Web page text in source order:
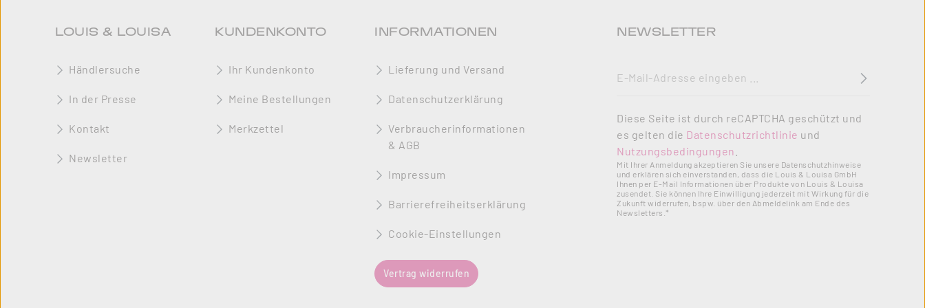
LOUIS & LOUISA
Händlersuche
In der Presse
Kontakt
Newsletter
KUNDENKONTO
Ihr Kundenkonto
Meine Bestellungen
Merkzettel
INFORMATIONEN
Lieferung und Versand
Datenschutzerklärung
Verbraucherinformationen
& AGB
Impressum
Barrierefreiheitserklärung
Cookie-Einstellungen
Vertrag widerrufen
NEWSLETTER
Diese Seite ist durch reCAPTCHA geschützt und
es gelten die Datenschutzrichtlinie und
Nutzungsbedingungen
Mit Ihrer Anmeldung akzeptieren Sie unsere Datenschutzhinweise
und erklären sich einverstanden, dass die Louis & Louisa GmbH
Ihnen per E-Mail Informationen über Produkte von Louis & Louisa
zusendet. Sie können Ihre Einwilligung jederzeit mit Wirkung für die
Zukunft widerrufen, bspw. über den Abmeldelink am Ende des
Newsletters.*